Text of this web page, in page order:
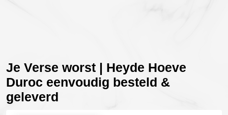
Je Verse worst | Heyde Hoeve
Duroc eenvoudig besteld &
geleverd